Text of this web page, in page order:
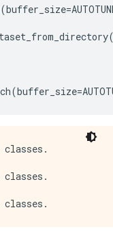
(buffer_size=
(buffer_size=